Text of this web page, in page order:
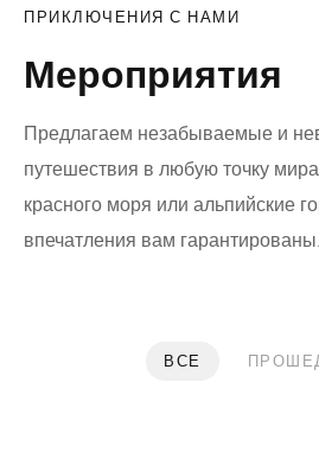
ПРИКЛЮЧЕНИЯ С НАМИ
Мероприятия
Предлагаем незабываемые и
путешествия в любую точку
красного моря или альпийские
впечатления вам гарантированы.
ВСЕ